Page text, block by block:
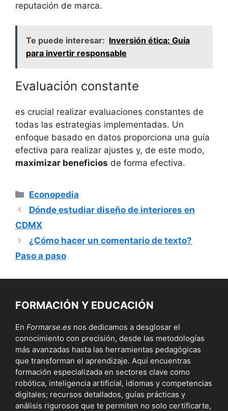
reputación de marca.
Te puede interesar: Inversión ética: Guía
para invertir responsable
Evaluación constante
es crucial realizar‌ evaluaciones constantes ⁢de
‌todas las estrategias implementadas.⁢ Un
enfoque⁢ basado en datos ‍proporciona una⁤ guía
⁤efectiva⁣ para ⁢realizar⁤ ajustes y,‌ de ⁢este modo,
maximizar beneficios de forma efectiva.
Categorías
Econopedia
Dónde estudiar diseño de interiores en
CDMX
¿Cómo hacer un comentario de texto?
Paso a paso
FORMACIÓN Y EDUCACIÓN
En Formarse.es nos dedicamos a desglosar el
conocimiento con precisión, desde las metodologías
más avanzadas hasta las herramientas pedagógicas
que transforman el aprendizaje. Aquí encuentras
formación especializada en sectores clave como
robótica, inteligencia artificial, idiomas y competencias
digitales; recursos detallados, guías prácticas y
análisis rigurosos que te permiten no solo certificarte,